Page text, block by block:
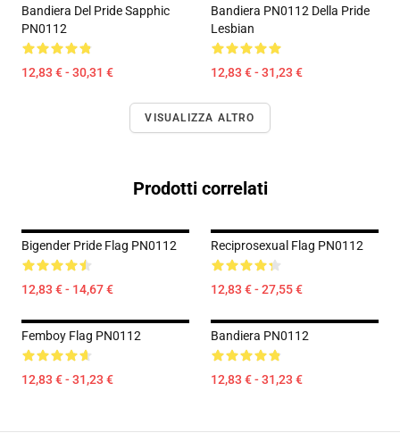
Bandiera Del Pride Sapphic
PN0112
12,83 € - 30,31 €
Bandiera PN0112 Della Pride
Lesbian
12,83 € - 31,23 €
VISUALIZZA ALTRO
Prodotti correlati
Bigender Pride Flag PN0112
12,83 € - 14,67 €
Reciprosexual Flag PN0112
12,83 € - 27,55 €
Femboy Flag PN0112
12,83 € - 31,23 €
Bandiera PN0112
12,83 € - 31,23 €